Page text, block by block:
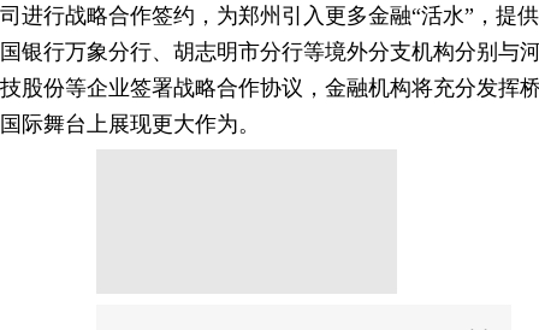
司进行战略合作签约，为郑州引入更多金融“活水”，提
国银行万象分行、胡志明市分行等境外分支机构分别与
技股份等企业签署战略合作协议，金融机构将充分发挥
国际舞台上展现更大作为。